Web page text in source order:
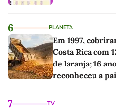
6 PLANETA
Em 1997,
Costa Rica com
de laranja; 16
reconheceu a
7 TV